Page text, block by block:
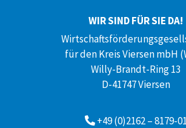
WIR SIND FÜR SIE DA!
für den Kreis Viersen mbH
Willy-Brandt-Ring 13
D-41747 Viersen
+49 (0)2162 – 8179-01